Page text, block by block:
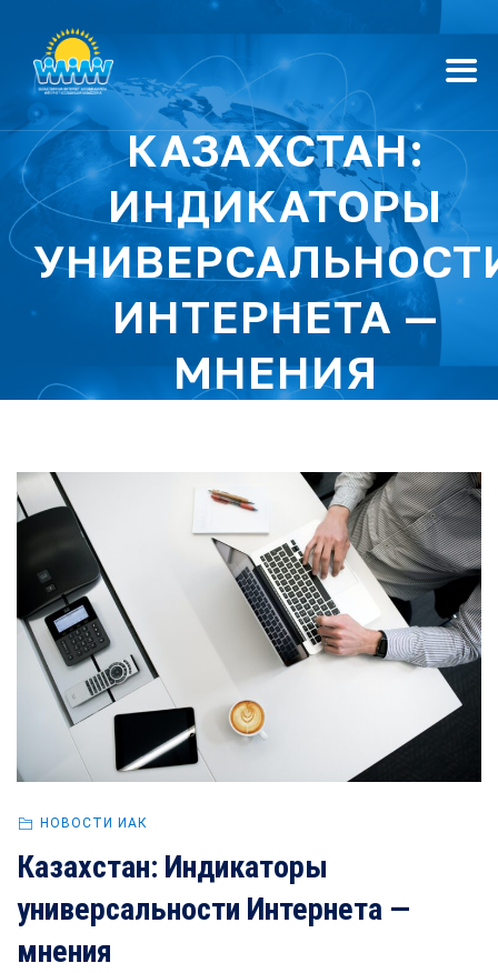
КАЗАХСТАН:
ИНДИКАТОРЫ
ИНТЕРНЕТА —
МНЕНИЯ
НОВОСТИ ИАК
Казахстан: Индикаторы
универсальности Интернета —
мнения